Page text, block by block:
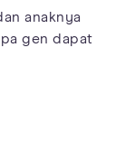
anaknya
gen dapat